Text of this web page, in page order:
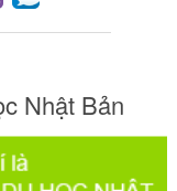
Nhật Bản